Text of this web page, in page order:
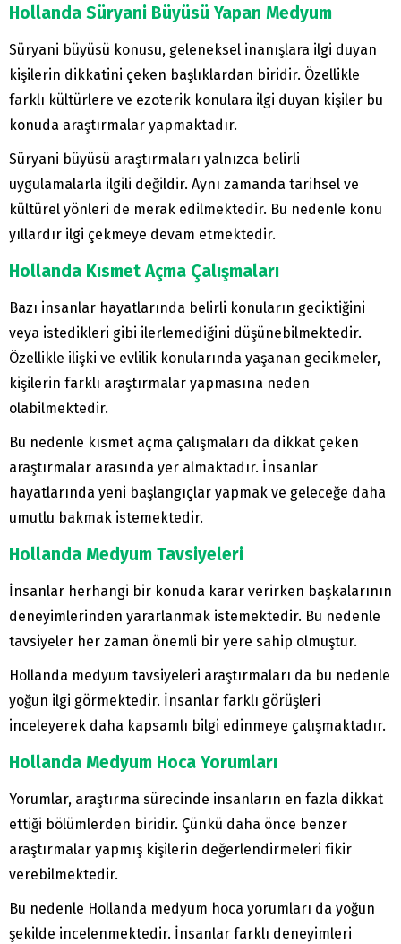
Hollanda Süryani Büyüsü Yapan Medyum
Süryani büyüsü konusu, geleneksel inanışlara ilgi duyan
kişilerin dikkatini çeken başlıklardan biridir. Özellikle
farklı kültürlere ve ezoterik konulara ilgi duyan kişiler bu
konuda araştırmalar yapmaktadır.
Süryani büyüsü araştırmaları yalnızca belirli
uygulamalarla ilgili değildir. Aynı zamanda tarihsel ve
kültürel yönleri de merak edilmektedir. Bu nedenle konu
yıllardır ilgi çekmeye devam etmektedir.
Hollanda Kısmet Açma Çalışmaları
Bazı insanlar hayatlarında belirli konuların geciktiğini
veya istedikleri gibi ilerlemediğini düşünebilmektedir.
Özellikle ilişki ve evlilik konularında yaşanan gecikmeler,
kişilerin farklı araştırmalar yapmasına neden
olabilmektedir.
Bu nedenle kısmet açma çalışmaları da dikkat çeken
araştırmalar arasında yer almaktadır. İnsanlar
hayatlarında yeni başlangıçlar yapmak ve geleceğe daha
umutlu bakmak istemektedir.
Hollanda Medyum Tavsiyeleri
İnsanlar herhangi bir konuda karar verirken başkalarının
deneyimlerinden yararlanmak istemektedir. Bu nedenle
tavsiyeler her zaman önemli bir yere sahip olmuştur.
Hollanda medyum tavsiyeleri araştırmaları da bu nedenle
yoğun ilgi görmektedir. İnsanlar farklı görüşleri
inceleyerek daha kapsamlı bilgi edinmeye çalışmaktadır.
Hollanda Medyum Hoca Yorumları
Yorumlar, araştırma sürecinde insanların en fazla dikkat
ettiği bölümlerden biridir. Çünkü daha önce benzer
araştırmalar yapmış kişilerin değerlendirmeleri fikir
verebilmektedir.
Bu nedenle Hollanda medyum hoca yorumları da yoğun
şekilde incelenmektedir. İnsanlar farklı deneyimleri